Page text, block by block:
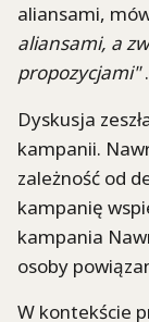
aliansami,
aliansami, a
propozycjami".
Dyskusja
kampanii.
zależność od
kampanię
kampania
osoby
W kontekście